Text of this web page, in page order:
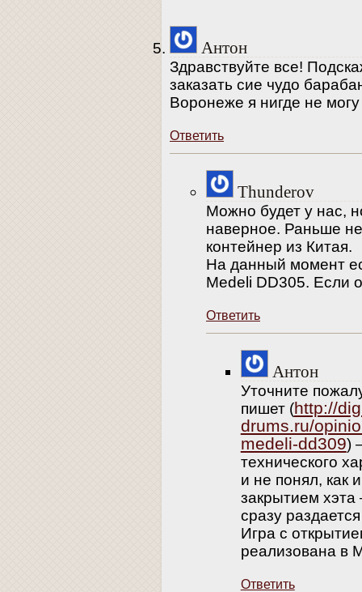
Антон
Здравствуйте все!
заказать сие чудо
Воронеже я нигде не
Ответить
Thunderov
Можно будет у нас,
наверное. Раньше
контейнер из Китая.
На данный момент
Medeli DD305. Если
Ответить
Антон
Уточните
пишет (http://
drums.ru/
medeli-dd309)
технического
и не понял, как
закрытием
сразу
Игра с
реализована в
Ответить